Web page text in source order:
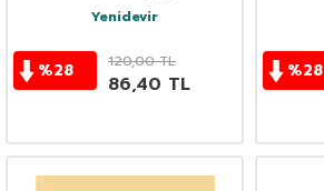
Yenidevir
%28 120,00TL
86,40 TL
%28